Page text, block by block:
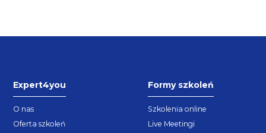
Expert4you
O nas
Oferta szkoleń
Formy szkoleń
Szkolenia online
Live Meetingi